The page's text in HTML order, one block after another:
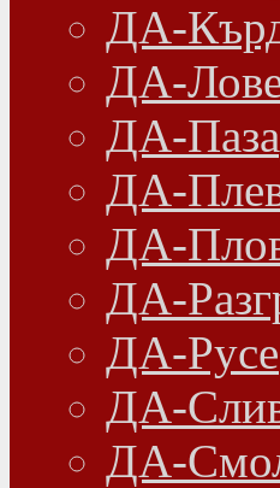
ДА-
ДА-
ДА-
ДА-
ДА-
ДА-
ДА-Русе
ДА-
ДА-